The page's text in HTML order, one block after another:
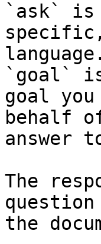
`ask` is
language.
`goal`
goal
behalf
answer
The
the